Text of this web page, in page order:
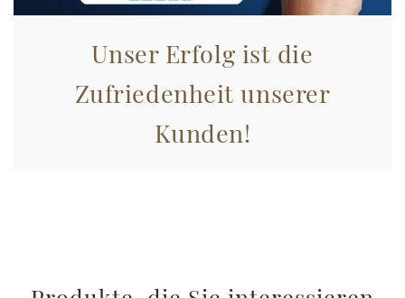
Unser Erfolg ist die
Zufriedenheit unserer
Kunden!